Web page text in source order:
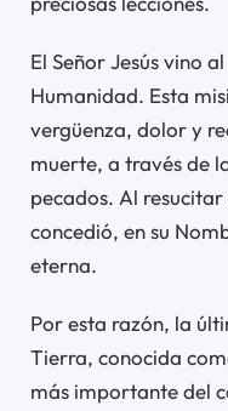
El Señor Jesús vino
Humanidad. Esta
vergüenza, dolor y
muerte, a través de
pecados. Al
concedió, en su
eterna.
Por esta razón, la
Tierra, conocida
más importante del